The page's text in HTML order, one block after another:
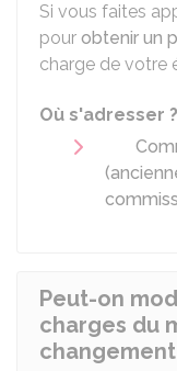
Si vous faites
pour obtenir un
charge de votre
Où s'adresser ?
Peut-on
charges du